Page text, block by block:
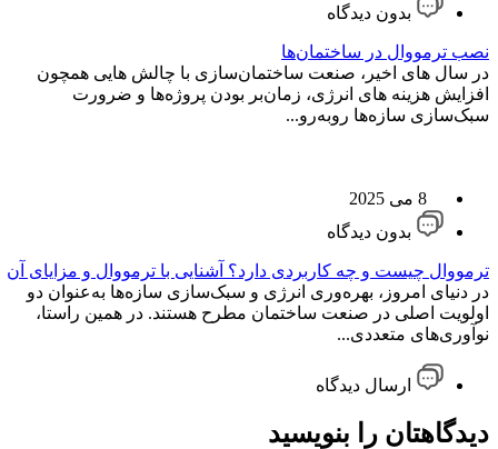
بدون دیدگاه
نصب ترمووال در ساختمان‌ها
در سال ‌های اخیر، صنعت ساختمان‌سازی با چالش‌ هایی همچون
افزایش هزینه‌ های انرژی، زمان‌بر بودن پروژه‌ها و ضرورت
سبک‌سازی سازه‌ها روبه‌رو...
بدون دیدگاه
ترمووال چیست و چه کاربردی دارد؟ آشنایی با ترمووال و مزایای آن
در دنیای امروز، بهره‌وری انرژی و سبک‌سازی سازه‌ها به‌عنوان دو
اولویت اصلی در صنعت ساختمان مطرح هستند. در همین راستا،
نوآوری‌های متعددی...
ارسال دیدگاه
دیدگاهتان را بنویسید